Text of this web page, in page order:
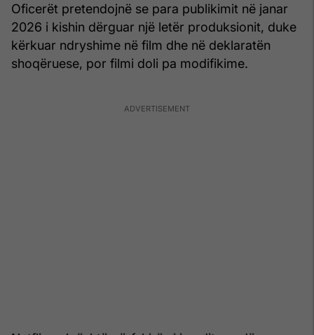
Oficerët pretendojnë se para publikimit në janar
2026 i kishin dërguar një letër produksionit, duke
kërkuar ndryshime në film dhe në deklaratën
shoqëruese, por filmi doli pa modifikime.